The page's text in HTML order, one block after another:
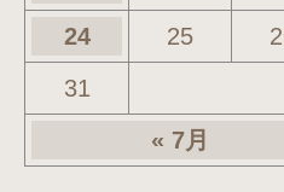
« 7月
24
25
31